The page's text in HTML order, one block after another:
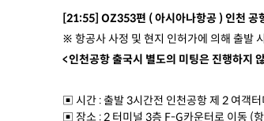
[21:55] OZ353편 ( 아시아나항공 ) 인천 공
※ 항공사 사정 및 현지 인허가에 의해 출발
<인천공항 출국시 별도의 미팅은 진행하지
▣ 시간 : 출발 3시간전 인천공항 제 2 여객
▣ 장소 : 2 터미널 3층 F-G카운터로 이동 (